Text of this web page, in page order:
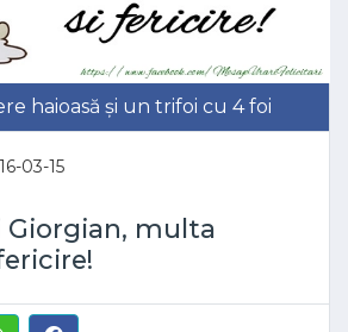
haioasă și un trifoi cu 4 foi
03-15
multa